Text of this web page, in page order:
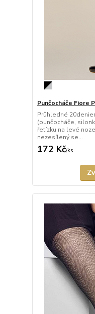
Punčocháče Fiore
Průhledné
(punčocháče,
řetízku na levé
nezesílený se...
172 Kč/ks